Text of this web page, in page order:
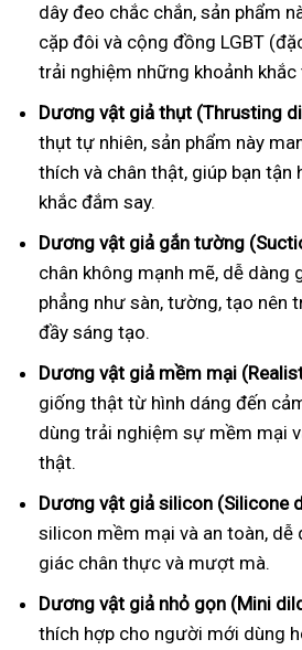
dây đeo chắc chắn, sản phẩm
cặp đôi và cộng đồng LGBT
trải nghiệm những khoảnh khắc
Dương vật giả thụt (Thrusting
thụt tự nhiên, sản phẩm này
thích và chân thật, giúp bạn tận
khắc đắm say.
Dương vật giả gắn tường
chân không mạnh mẽ, dễ dàng
phẳng như sàn, tường, tạo nên
đầy sáng tạo.
Dương vật giả mềm mại
giống thật từ hình dáng đến
dùng trải nghiệm sự mềm mại
thật.
Dương vật giả silicon (Silicone
silicon mềm mại và an toàn, dễ
giác chân thực và mượt mà.
Dương vật giả nhỏ gọn (Mini
thích hợp cho người mới dùng